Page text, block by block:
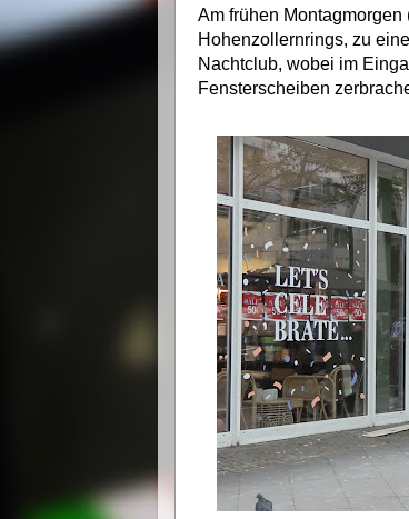
Am frühen
Hohenzollernrings, zu
Nachtclub, wobei im
Fensterscheiben